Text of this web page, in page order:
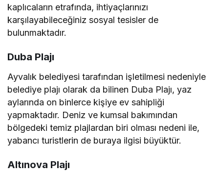
kaplıcaların etrafında, ihtiyaçlarınızı
karşılayabileceğiniz sosyal tesisler de
bulunmaktadır.
Duba Plajı
Ayvalık belediyesi tarafından işletilmesi nedeniyle
belediye plajı olarak da bilinen Duba Plajı, yaz
aylarında on binlerce kişiye ev sahipliği
yapmaktadır. Deniz ve kumsal bakımından
bölgedeki temiz plajlardan biri olması nedeni ile,
yabancı turistlerin de buraya ilgisi büyüktür.
Altınova Plajı